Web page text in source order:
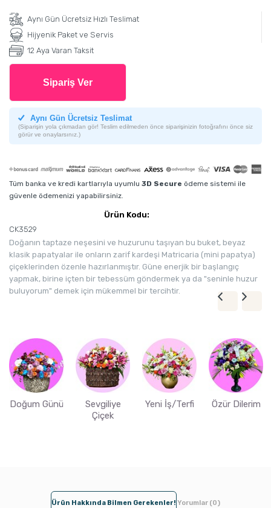
Aynı Gün Ücretsiz Hızlı Teslimat
Hijyenik Paket ve Servis
12 Aya Varan Taksit
Sipariş Ver
Aynı Gün Ücretsiz Teslimat
(Siparişin yola çıkmadan gör! Teslim edilmeden önce siparişinizin fotoğrafını önce siz
görür ve onaylarsınız.)
Tüm banka ve kredi kartlarıyla uyumlu 3D Secure ödeme sistemi ile
güvenle ödemenizi yapabilirsiniz.
Ürün Kodu:
CK3529
Doğanın taptaze neşesini ve huzurunu taşıyan bu buket, beyaz
klasik papatyalar ile onların zarif kardeşi Matricaria (mini papatya)
çiçeklerinden özenle hazırlanmıştır. Güne enerjik bir başlangıç
yapmak, birine içten bir tebessüm göndermek ya da "seninle huzur
buluyorum" demek için mükemmel bir tercihtir.
Doğum Günü
Sevgiliye
Çiçek
Yeni İş/Terfi Özür Dilerim
Ürün Hakkında Bilmen Gerekenler! Yorumlar (0)